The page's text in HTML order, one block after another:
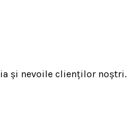
și nevoile clienților noștri.